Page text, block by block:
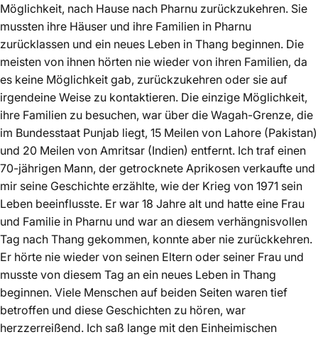
Möglichkeit, nach Hause nach Pharnu zurückzukehren. Sie
mussten ihre Häuser und ihre Familien in Pharnu
zurücklassen und ein neues Leben in Thang beginnen. Die
meisten von ihnen hörten nie wieder von ihren Familien, da
es keine Möglichkeit gab, zurückzukehren oder sie auf
irgendeine Weise zu kontaktieren. Die einzige Möglichkeit,
ihre Familien zu besuchen, war über die Wagah-Grenze, die
im Bundesstaat Punjab liegt, 15 Meilen von Lahore (Pakistan)
und 20 Meilen von Amritsar (Indien) entfernt. Ich traf einen
70-jährigen Mann, der getrocknete Aprikosen verkaufte und
mir seine Geschichte erzählte, wie der Krieg von 1971 sein
Leben beeinflusste. Er war 18 Jahre alt und hatte eine Frau
und Familie in Pharnu und war an diesem verhängnisvollen
Tag nach Thang gekommen, konnte aber nie zurückkehren.
Er hörte nie wieder von seinen Eltern oder seiner Frau und
musste von diesem Tag an ein neues Leben in Thang
beginnen. Viele Menschen auf beiden Seiten waren tief
betroffen und diese Geschichten zu hören, war
herzzerreißend. Ich saß lange mit den Einheimischen